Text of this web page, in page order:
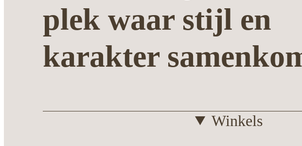
plek waar stijl en
karakter
Winkels